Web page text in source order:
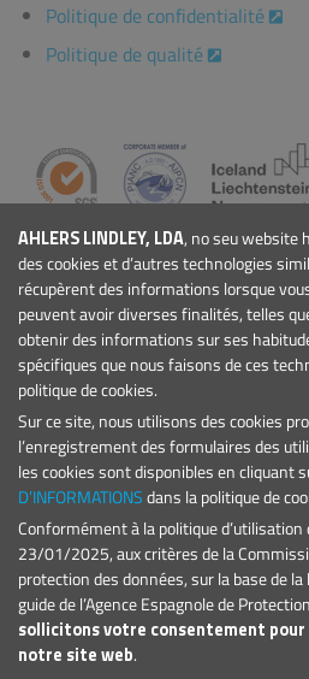
AHLERS LINDLEY, LDA, no seu
des cookies et d’autres technologies
récupèrent des informations lorsque
peuvent avoir diverses finalités, telles
obtenir des informations sur ses
spécifiques que nous faisons de ces
politique de cookies.
Sur ce site, nous utilisons des cookies
l’enregistrement des formulaires des
les cookies sont disponibles en cliquant
D’INFORMATIONSdans la politique de
Conformément à la politique d’utilisation
23/01/2025, aux critères de la
protection des données, sur la base de
guide de l’Agence Espagnole de
sollicitons votre consentement
notre site web.
Politique de confidentialité
Politique de qualité
ENTREPRISE
Qui Sommes-nous
Actualités
Événements
Projets
Conditions Générales
PRODUITS
Marinas et Ports de Plaisance
Signalisation maritime
CONTACT
E.:geral@lindley.pt
T.: +351 214 692 024